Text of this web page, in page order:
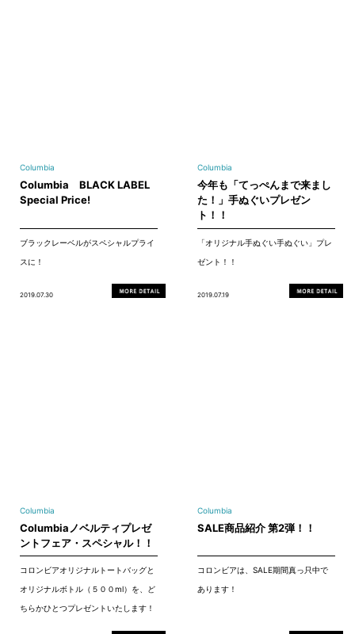
Columbia
Columbia BLACK LABEL
Special Price!
ブラックレーベルがスペシャルプライ
スに！
2019.07.30
Columbia
今年も「てっぺんまで来まし
た！」手ぬぐいプレゼン
ト！！
「オリジナル手ぬぐい手ぬぐい」プレ
ゼント！！
2019.07.19
Columbia
Columbiaノベルティプレゼ
ントフェア・スペシャル！！
コロンビアオリジナルトートバッグと
オリジナルボトル（５００ml）を、ど
ちらかひとつプレゼントいたします！
Columbia
SALE商品紹介 第2弾！！
コロンビアは、SALE期間真っ只中で
あります！